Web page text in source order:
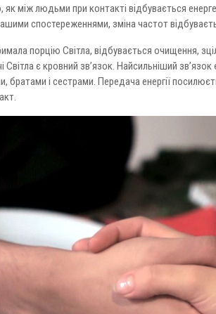
як між людьми при контакті відбувається
спостереженнями, зміна частот
порцію Світла, відбувається очищення,
Світла є кровний зв’язок. Найсильніший
братами і сестрами. Передача енергії